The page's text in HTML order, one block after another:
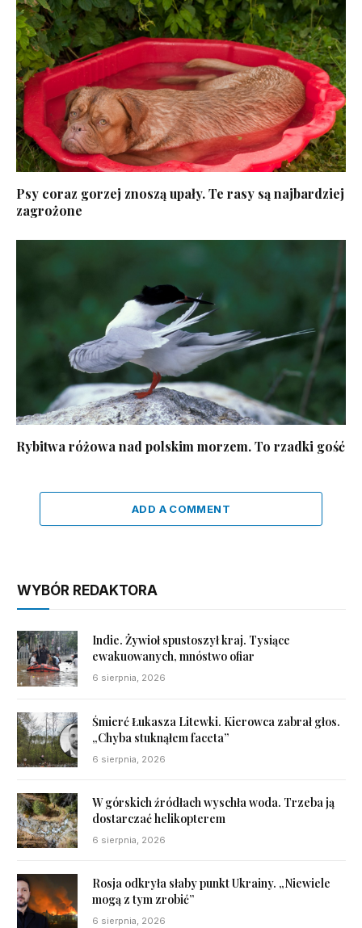
Psy coraz gorzej znoszą upały. Te rasy są najbardziej
zagrożone
Rybitwa różowa nad polskim morzem. To rzadki gość
ADD A COMMENT
WYBÓR REDAKTORA
Indie. Żywioł spustoszył kraj. Tysiące
ewakuowanych, mnóstwo ofiar
6 sierpnia, 2026
Śmierć Łukasza Litewki. Kierowca zabrał głos.
„Chyba stuknąłem faceta”
6 sierpnia, 2026
W górskich źródłach wyschła woda. Trzeba ją
dostarczać helikopterem
6 sierpnia, 2026
Rosja odkryła słaby punkt Ukrainy. „Niewiele
mogą z tym zrobić”
6 sierpnia, 2026